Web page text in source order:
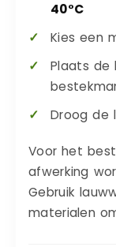
40°C
Kies een
Plaats de
Droog de
Voor het
afwerking
Gebruik
materialen